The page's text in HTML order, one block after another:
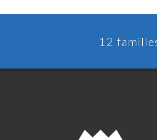
12